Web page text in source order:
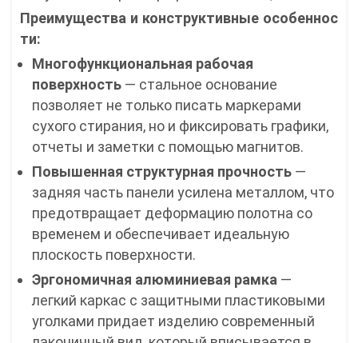
Преимущества и конструктивные особеннос
ти:
Многофункциональная рабочая
поверхность — стальное основание
позволяет не только писать маркерами
сухого стирания, но и фиксировать графики,
отчеты и заметки с помощью магнитов.
Повышенная структурная прочность —
задняя часть панели усилена металлом, что
предотвращает деформацию полотна со
временем и обеспечивает идеальную
плоскость поверхности.
Эргономичная алюминиевая рамка —
легкий каркас с защитными пластиковыми
уголками придает изделию современный